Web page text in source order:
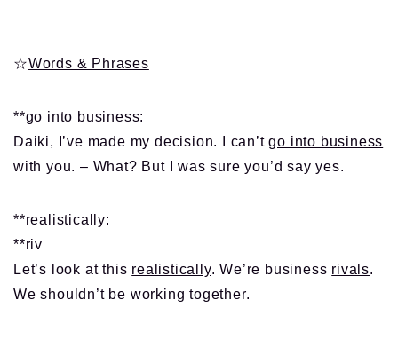
☆Words & Phrases
**go into business:
Daiki, I’ve made my decision. I can’tgo into business
with you. – What? But I was sure you’d say yes.
**realistically:
**riv
Let’s look at this realistically. We’re business rivals.
We shouldn’t be working together.